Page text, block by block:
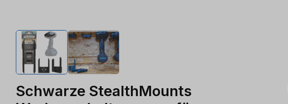
Schwarze StealthMounts